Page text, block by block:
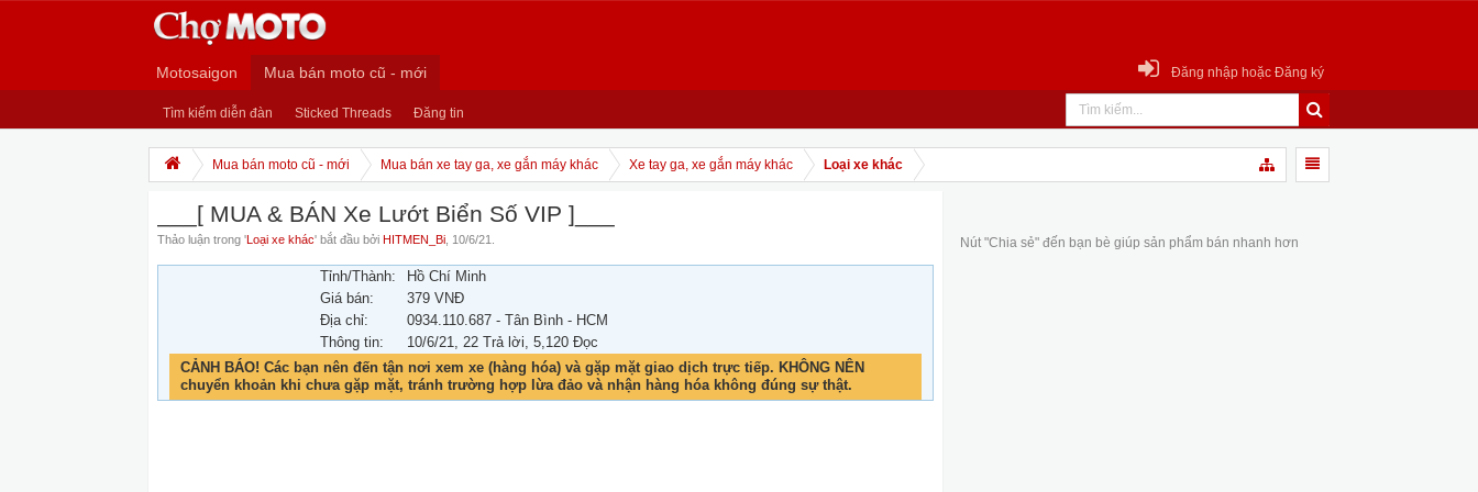
Motosaigon Mua bán moto cũ - mới
Tìm kiếm diễn đàn Sticked Threads Đăng tin
Đăng nhập hoặc Đăng ký
Mua bán moto cũ - mới Mua bán xe tay ga, xe gắn máy khác Xe tay ga, xe gắn máy khác Loại xe khác
___[ MUA & BÁN Xe Lướt Biển Số VIP ]___
Thảo luận trong 'Loại xe khác' bắt đầu bởi HITMEN_Bi 10/6/21
Tỉnh/Thành:
Hồ Chí Minh
Giá bán:
379 VNĐ
Địa chỉ:
0934.110.687 - Tân Bình - HCM
Thông tin:
10/6/21, 22 Trả lời, 5,120 Đọc
CẢNH BÁO! Các bạn nên đến tận nơi xem xe (hàng hóa) và gặp mặt giao dịch trực tiếp. KHÔNG NÊN
chuyển khoản khi chưa gặp mặt, tránh trường hợp lừa đảo và nhận hàng hóa không đúng sự thật.
Nút "Chia sẻ" đến bạn bè giúp sản phẩm bán nhanh hơn